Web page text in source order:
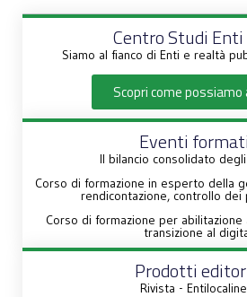
Centro Studi Enti
Siamo al fianco di Enti e realtà
Scopri come
Eventi
Il bilancio consolidato degli
Corso di formazione in esperto della
rendicontazione, controllo dei
Corso di formazione per
transizione al
Prodotti
Rivista -